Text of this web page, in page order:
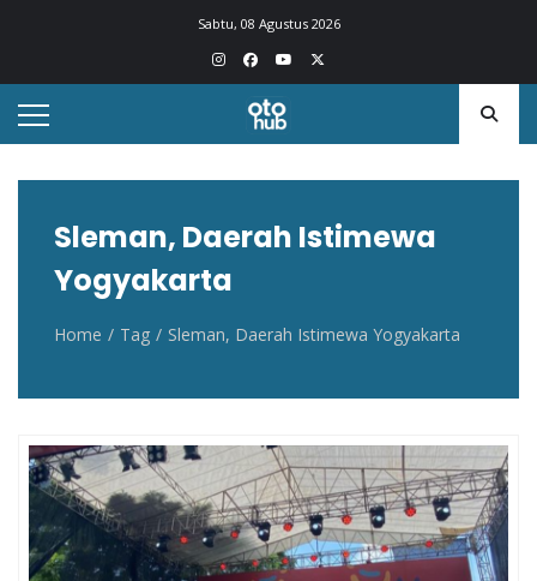
Sabtu, 08 Agustus 2026
Otohub.co
Portal berita otomotif Indonesia terkini
Sleman, Daerah Istimewa
Yogyakarta
Home Tag Sleman, Daerah Istimewa Yogyakarta